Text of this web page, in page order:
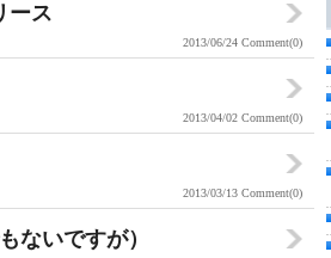
ース
2013/06/24 Comment(0)
2013/04/02 Comment(0)
2013/03/13 Comment(0)
ないですが）